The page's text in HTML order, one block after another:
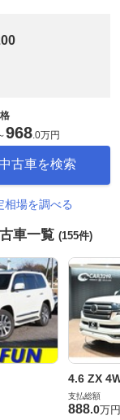
968.0万円
中古車を検索
相場を調べる
車一覧 (155件)
4.6 ZX
支払総額
888.0万円